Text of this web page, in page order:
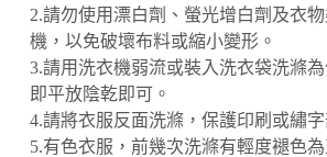
2.請勿使用漂白劑、螢光增白劑及衣
機，以免破壞布料或縮小變形。
3.請用洗衣機弱流或裝入洗衣袋洗滌
即平放陰乾即可。
4.請將衣服反面洗滌，保護印刷或繡字
5.有色衣服，前幾次洗滌有輕度褪色